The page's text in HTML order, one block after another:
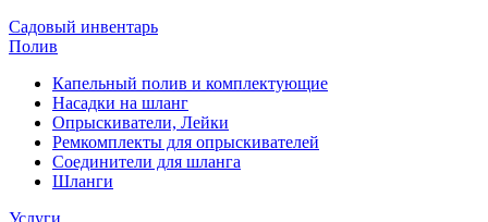
Садовый инвентарь
Полив
Капельный полив и комплектующие
Насадки на шланг
Опрыскиватели, Лейки
Ремкомплекты для опрыскивателей
Соединители для шланга
Шланги
Услуги